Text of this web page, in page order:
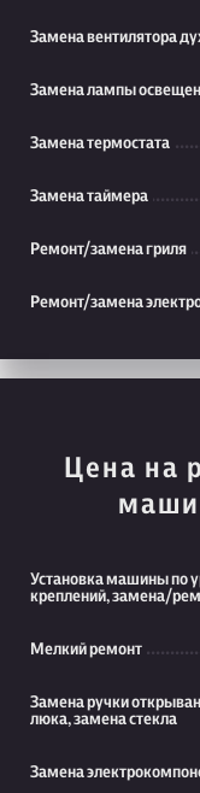
Замена вентилятора
Замена лампы
Замена термостата
Замена таймера
Ремонт/замена гриля
Ремонт/замена
Цена на
Установка машины по
креплений, замена/
Мелкий ремонт
Замена ручки
люка, замена стекла
Замена